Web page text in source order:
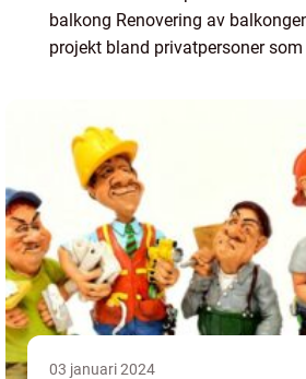
balkong Renovering av
projekt bland privatpersoner
03 januari 2024